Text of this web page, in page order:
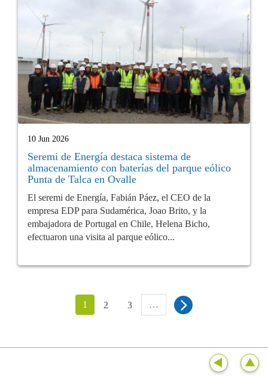
10 Jun 2026
Seremi de Energía destaca sistema de
almacenamiento con baterías del parque eólico
Punta de Talca en Ovalle
El seremi de Energía, Fabián Páez, el CEO de la
empresa EDP para Sudamérica, Joao Brito, y la
embajadora de Portugal en Chile, Helena Bicho,
efectuaron una visita al parque eólico...
1 2 3 …